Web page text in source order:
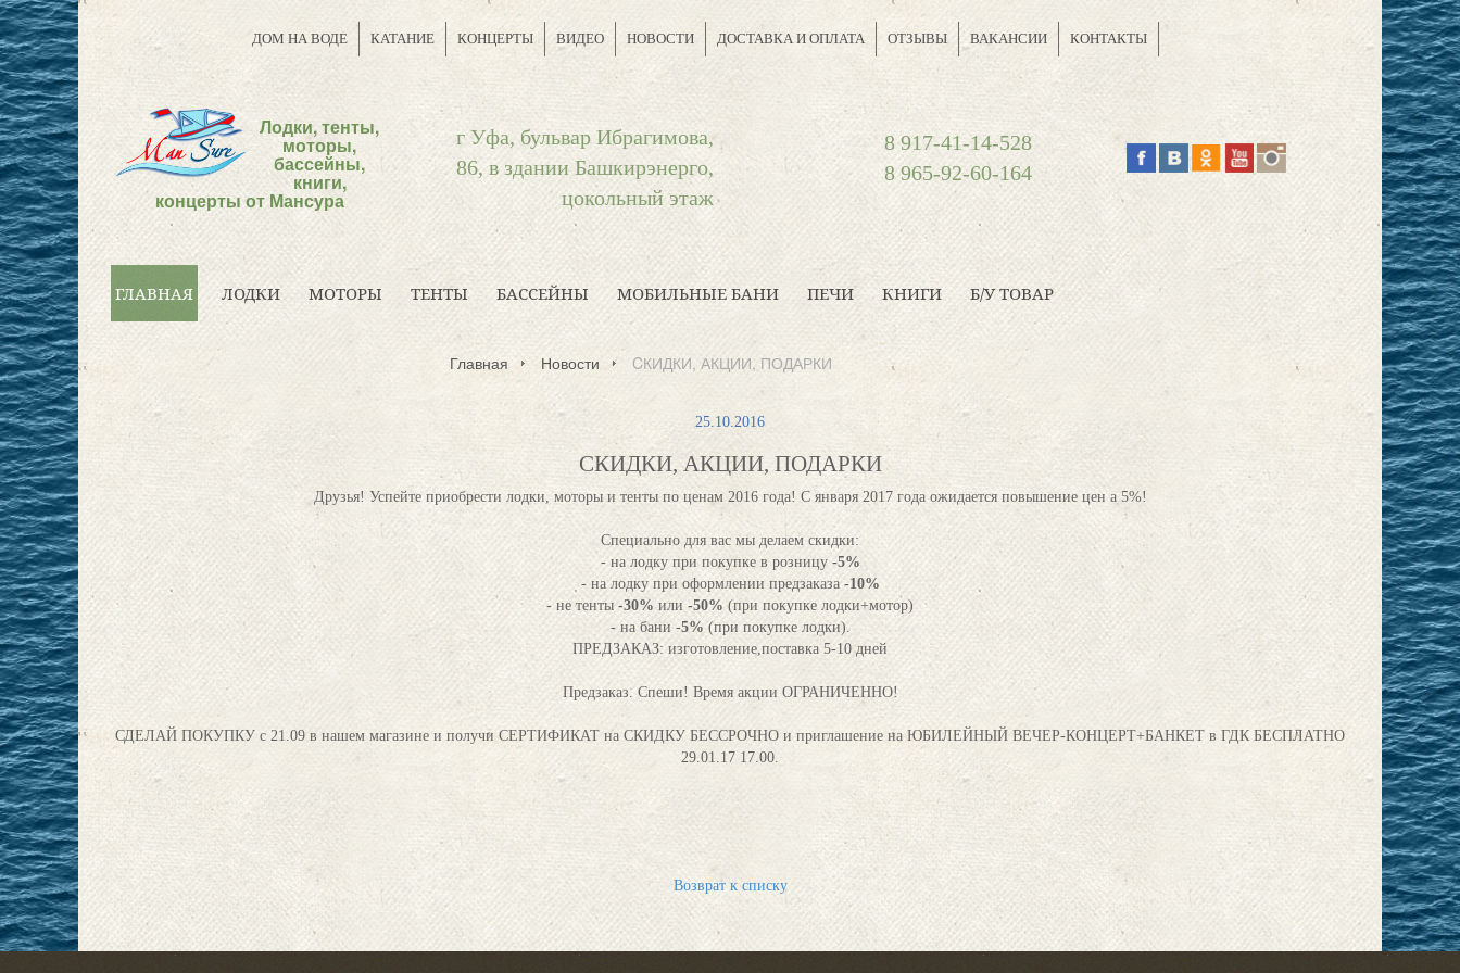
ДОМ НА ВОДЕ КАТАНИЕ КОНЦЕРТЫ ВИДЕО НОВОСТИ ДОСТАВКА И ОПЛАТА ОТЗЫВЫ ВАКАНСИИ КОНТАКТЫ
Лодки, тенты,
моторы,
бассейны,
книги,
концерты от Мансура
г Уфа, бульвар Ибрагимова,
86, в здании Башкирэнерго,
цокольный этаж
8 917-41-14-528
8 965-92-60-164
ГЛАВНАЯ ЛОДКИ МОТОРЫ ТЕНТЫ БАССЕЙНЫ МОБИЛЬНЫЕ БАНИ ПЕЧИ КНИГИ Б/У ТОВАР
Главная Новости CКИДКИ, АКЦИИ, ПОДАРКИ
25.10.2016
CКИДКИ, АКЦИИ, ПОДАРКИ
Друзья! Успейте приобрести лодки, моторы и тенты по ценам 2016 года! С января 2017 года ожидается повышение цен а 5%!
Специально для вас мы делаем скидки:
- на лодку при покупке в розницу -5%
- на лодку при оформлении предзаказа-10%
- не тенты -30% или -50% (при покупке лодки+мотор)
- на бани -5%(при покупке лодки).
ПРЕДЗАКАЗ: изготовление,поставка 5-10 дней
Предзаказ. Спеши! Время акции ОГРАНИЧЕННО!
СДЕЛАЙ ПОКУПКУ с 21.09 в нашем магазине и получи СЕРТИФИКАТ на СКИДКУ БЕССРОЧНО и приглашение на ЮБИЛЕЙНЫЙ ВЕЧЕР-КОНЦЕРТ+БАНКЕТ в ГДК БЕСПЛАТНО
29.01.17 17.00.
Возврат к списку